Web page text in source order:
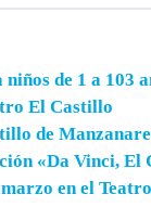
de 1 a 103
El Castillo
de
«Da Vinci, El
en el